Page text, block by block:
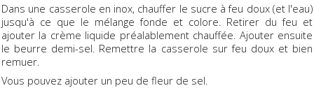
Dans une casserole en inox, chauffer le sucre à feu doux (et l'eau)
jusqu'à ce que le mélange fonde et colore. Retirer du feu et
ajouter la crème liquide préalablement chauffée. Ajouter ensuite
le beurre demi-sel. Remettre la casserole sur feu doux et bien
remuer.
Vous pouvez ajouter un peu de fleur de sel.